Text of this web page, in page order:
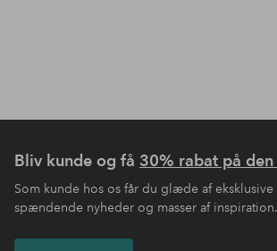
Bliv kunde og få 30% rabat på
Som kunde hos os får du glæde af
spændende nyheder og masser af inspiration.